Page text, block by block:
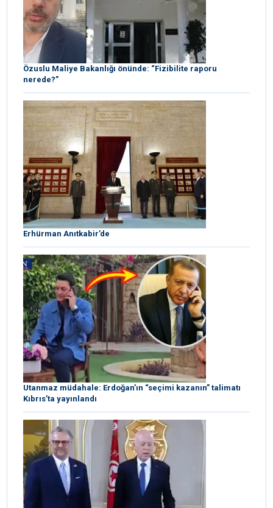
Özuslu Maliye Bakanlığı önünde: “Fizibilite raporu
nerede?”
Erhürman Anıtkabir’de
Utanmaz müdahale: Erdoğan’ın “seçimi kazanın” talimatı
Kıbrıs’ta yayınlandı